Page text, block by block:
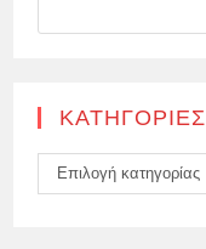
KΑΤΗΓΟΡΊΕΣ
Kατηγορίες
Επιλογή κατηγορίας